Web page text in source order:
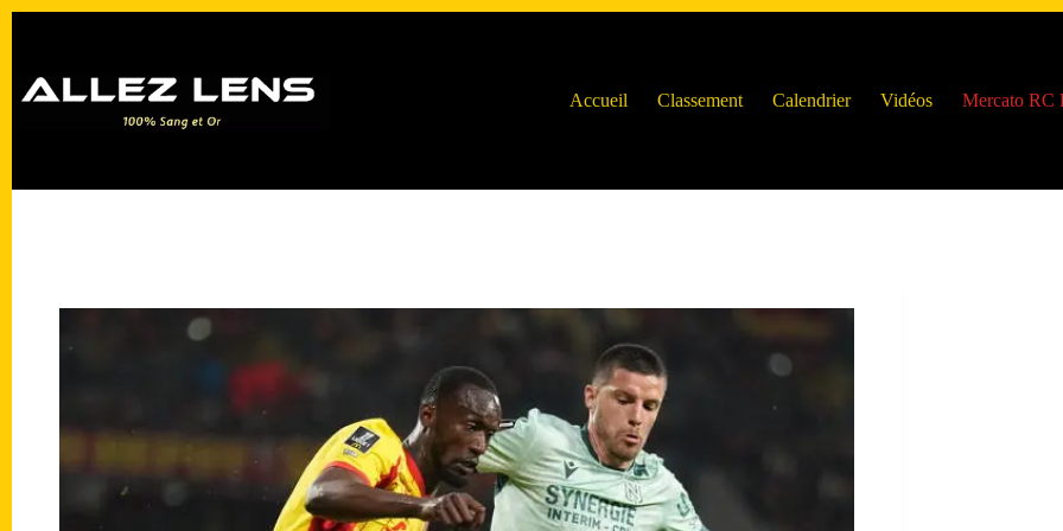
Accueil
Classement Calendrier Vidéos Mercato RC